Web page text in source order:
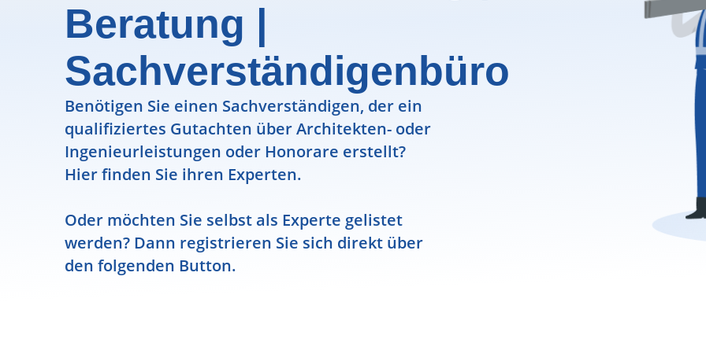
Beratung |
Sachverständigenbüro
Benötigen Sie einen Sachverständigen, der ein
qualifiziertes Gutachten über Architekten- oder
Ingenieurleistungen oder Honorare erstellt?
Hier finden Sie ihren Experten.
Oder möchten Sie selbst als Experte gelistet
werden? Dann registrieren Sie sich direkt über
den folgenden Button.